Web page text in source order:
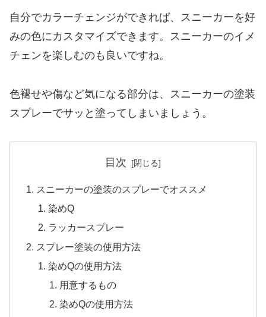
自分でカラーチェンジができれば、スニーカーを好
みの色にカスタマイズできます。スニーカーのイメ
チェンを楽しむのも良いですね。
色褪せや傷など気になる部分は、スニーカーの塗装
スプレーでサッと塗ってしまいましょう。
目次
スニーカーの塗装のスプレーでオススメ
染めQ
ラッカースプレー
スプレー塗装の使用方法
染めQの使用方法
用意するもの
染めQの使用方法